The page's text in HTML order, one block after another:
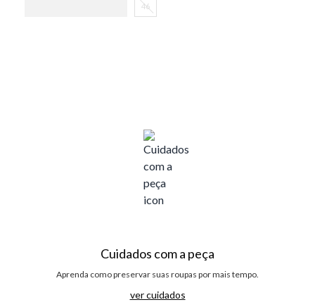
46
Cuidados com a peça
Aprenda como preservar suas roupas por mais tempo.
ver cuidados